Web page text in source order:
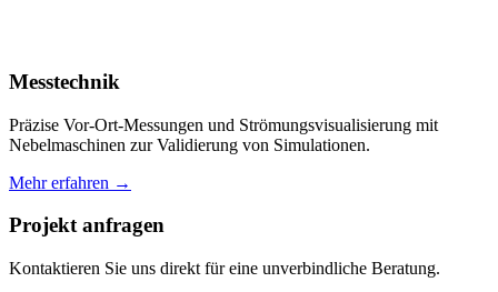
Messtechnik
Präzise Vor-Ort-Messungen und Strömungsvisualisierung mit
Nebelmaschinen zur Validierung von Simulationen.
Mehr erfahren →
Projekt anfragen
Kontaktieren Sie uns direkt für eine unverbindliche Beratung.